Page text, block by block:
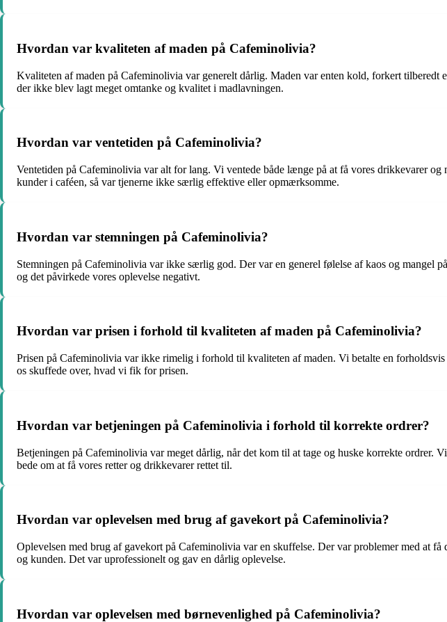
Hvordan var kvaliteten af maden på Cafeminolivia?
Kvaliteten af maden på Cafeminolivia var generelt dårlig. Maden var enten kold, forkert
der ikke blev lagt meget omtanke og kvalitet i madlavningen.
Hvordan var ventetiden på Cafeminolivia?
Ventetiden på Cafeminolivia var alt for lang. Vi ventede både længe på at få vores drikkevarer
kunder i caféen, så var tjenerne ikke særlig effektive eller opmærksomme.
Hvordan var stemningen på Cafeminolivia?
Stemningen på Cafeminolivia var ikke særlig god. Der var en generel følelse af kaos og mangel
og det påvirkede vores oplevelse negativt.
Hvordan var prisen i forhold til kvaliteten af maden på Cafeminolivia?
Prisen på Cafeminolivia var ikke rimelig i forhold til kvaliteten af maden. Vi betalte en
os skuffede over, hvad vi fik for prisen.
Hvordan var betjeningen på Cafeminolivia i forhold til korrekte ordrer?
Betjeningen på Cafeminolivia var meget dårlig, når det kom til at tage og huske korrekte ordrer.
bede om at få vores retter og drikkevarer rettet til.
Hvordan var oplevelsen med brug af gavekort på Cafeminolivia?
Oplevelsen med brug af gavekort på Cafeminolivia var en skuffelse. Der var problemer med at
og kunden. Det var uprofessionelt og gav en dårlig oplevelse.
Hvordan var oplevelsen med børnevenlighed på Cafeminolivia?